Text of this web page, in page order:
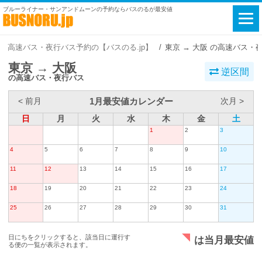
ブルーライナー・サンアンドムーンの予約ならバスのるが最安値
高速バス・夜行バス予約の【バスのる.jp】 東京 → 大阪 の高速バス・
東京 → 大阪
の高速バス・夜行バス
逆区間
< 前月 1月最安値カレンダー
次月 >
日
月 火 水 木 金 土
1 2 3
4 5 6 7 8 9 10
11 12 13 14 15 16 17
18 19 20 21 22 23 24
25 26 27 28 29 30 31
日にちをクリックすると、該当日に運行す
る便の一覧が表示されます。
は当月最安値